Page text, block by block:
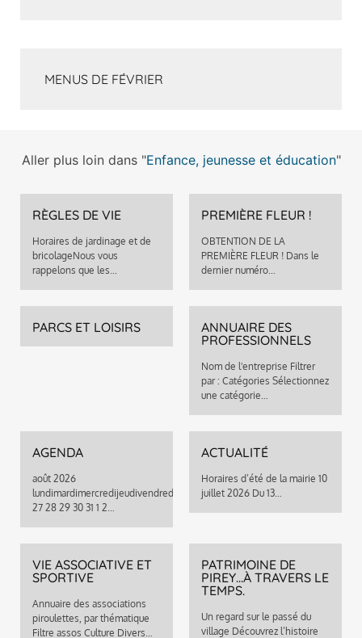
MENUS DE FÉVRIER
Aller plus loin dans "Enfance, jeunesse et éducation"
RÈGLES DE VIE
Horaires de jardinage et de
bricolageNous vous
rappelons que les…
PREMIÈRE FLEUR !
OBTENTION DE LA
PREMIÈRE FLEUR ! Dans le
dernier numéro…
PARCS ET LOISIRS
ANNUAIRE DES
PROFESSIONNELS
Nom de l'entreprise Filtrer
par : Catégories Sélectionnez
une catégorie…
AGENDA
août 2026
lundimardimercredijeudivendredisamedidimanche
27 28 29 30 31 1 2…
ACTUALITÉ
Horaires d’été de la mairie 10
juillet 2026 Du 13…
VIE ASSOCIATIVE ET
SPORTIVE
Annuaire des associations
piroulettes, par thématique
Filtre assos Culture Divers…
PATRIMOINE DE
PIREY...À TRAVERS LE
TEMPS.
Un regard sur le passé du
village Découvrez l’histoire